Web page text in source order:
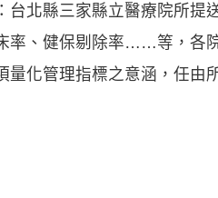
台北縣三家縣立醫療院所
率、健保剔除率……等，各
量化管理指標之意涵，任由